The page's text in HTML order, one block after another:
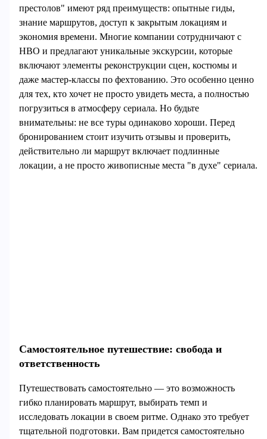
престолов" имеют ряд преимуществ: опытные гиды,
знание маршрутов, доступ к закрытым локациям и
экономия времени. Многие компании сотрудничают с
HBO и предлагают уникальные экскурсии, которые
включают элементы реконструкции сцен, костюмы и
даже мастер-классы по фехтованию. Это особенно ценно
для тех, кто хочет не просто увидеть места, а полностью
погрузиться в атмосферу сериала. Но будьте
внимательны: не все туры одинаково хороши. Перед
бронированием стоит изучить отзывы и проверить,
действительно ли маршрут включает подлинные
локации, а не просто живописные места "в духе" сериала.
Самостоятельное путешествие: свобода и
ответственность
Путешествовать самостоятельно — это возможность
гибко планировать маршрут, выбирать темп и
исследовать локации в своем ритме. Однако это требует
тщательной подготовки. Вам придется самостоятельно